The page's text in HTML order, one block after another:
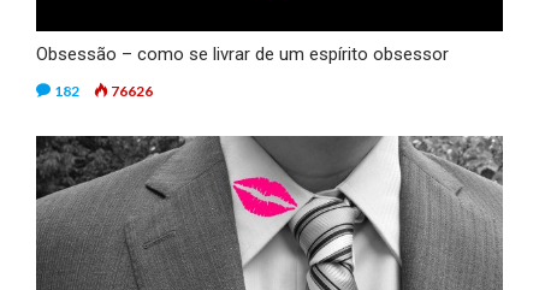
Obsessão – como se livrar de um espírito obsessor
182 76626